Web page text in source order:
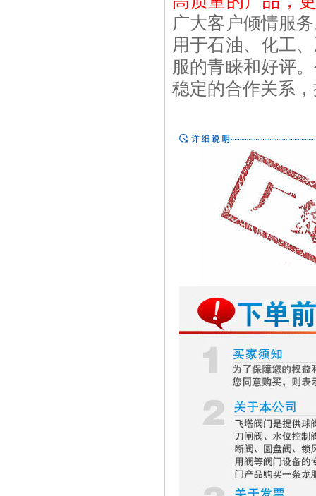
广大客户倾情服
用于石油、化工
服的青睐和好评
稳定的合作关系